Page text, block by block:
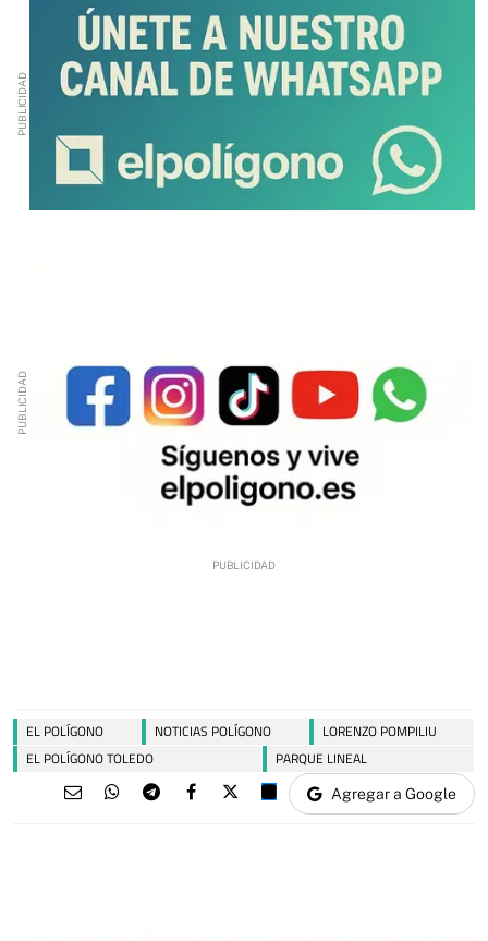
EL POLÍGONO NOTICIAS POLÍGONO
LORENZO POMPILIU
EL POLÍGONO TOLEDO
PARQUE LINEAL
Agregar a Google